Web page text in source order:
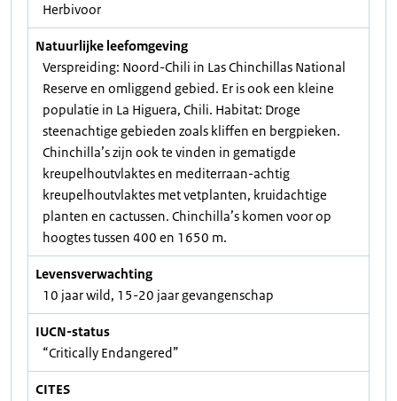
Herbivoor
Natuurlijke leefomgeving
Verspreiding: Noord-Chili in Las Chinchillas National
Reserve en omliggend gebied. Er is ook een kleine
populatie in La Higuera, Chili. Habitat: Droge
steenachtige gebieden zoals kliffen en bergpieken.
Chinchilla’s zijn ook te vinden in gematigde
kreupelhoutvlaktes en mediterraan-achtig
kreupelhoutvlaktes met vetplanten, kruidachtige
planten en cactussen. Chinchilla’s komen voor op
hoogtes tussen 400 en 1650 m.
Levensverwachting
10 jaar wild, 15-20 jaar gevangenschap
IUCN-status
“Critically Endangered”
CITES